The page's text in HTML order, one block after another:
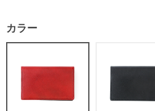
カラー